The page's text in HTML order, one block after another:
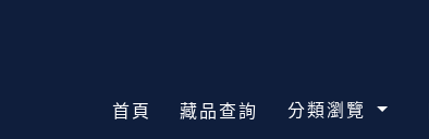
首頁 藏品查詢 分類瀏覽